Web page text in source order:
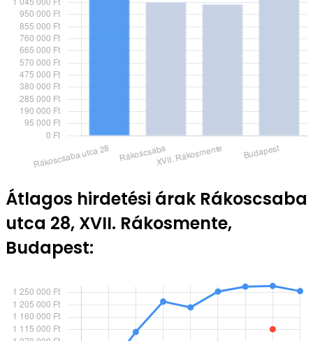
Átlagos hirdetési árak Rákoscsaba
utca 28, XVII. Rákosmente,
Budapest: